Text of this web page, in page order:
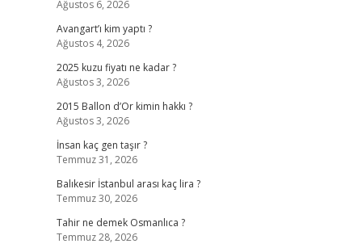
Ağustos 6, 2026
Avangart’ı kim yaptı ?
Ağustos 4, 2026
2025 kuzu fiyatı ne kadar ?
Ağustos 3, 2026
2015 Ballon d’Or kimin hakkı ?
Ağustos 3, 2026
İnsan kaç gen taşır ?
Temmuz 31, 2026
Balıkesir İstanbul arası kaç lira ?
Temmuz 30, 2026
Tahir ne demek Osmanlıca ?
Temmuz 28, 2026